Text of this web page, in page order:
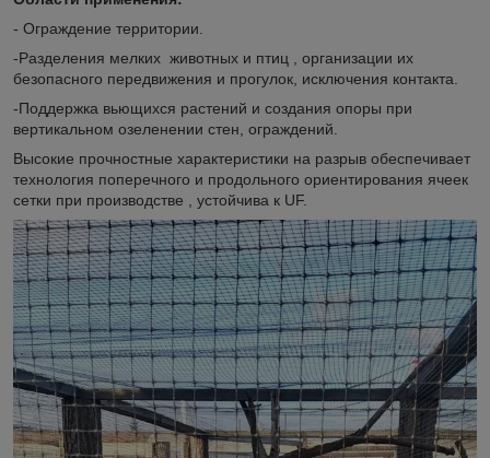
- Ограждение территории.
-Разделения мелких животных и птиц , организации их
безопасного передвижения и прогулок, исключения контакта.
-Поддержка вьющихся растений и создания опоры при
вертикальном озеленении стен, ограждений.
Высокие прочностные характеристики на разрыв обеспечивает
технология поперечного и продольного ориентирования ячеек
сетки при производстве , устойчива к UF.